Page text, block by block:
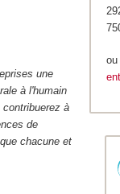
une
à l'humain
à
de
chacune et
ou